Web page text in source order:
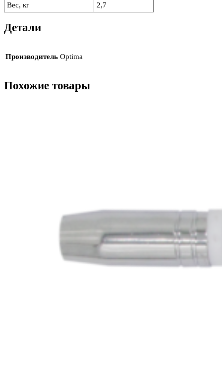
Вес, кг
2,7
Детали
Производитель Optima
Похожие товары